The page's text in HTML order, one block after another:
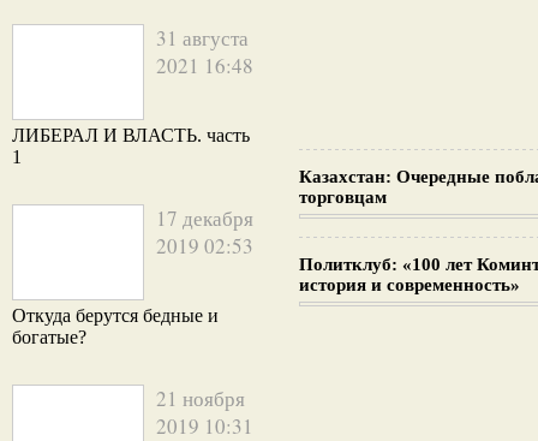
31 августа
2021 16:48
ЛИБЕРАЛ И ВЛАСТЬ. часть
1
17 декабря
2019 02:53
Откуда берутся бедные и
богатые?
21 ноября
2019 10:31
Казахстан: Очередные
торговцам
Политклуб: «100 лет
история и современность»